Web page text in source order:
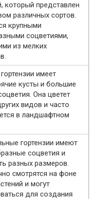
который представлен
различных сортов.
крупными
соцветиями,
из мелких
имеет
кусты и большие
Она цветет
видов и часто
в ландшафтном
гортензии имеют
соцветия и
разных размеров.
смотрятся на фоне
и могут
для создания